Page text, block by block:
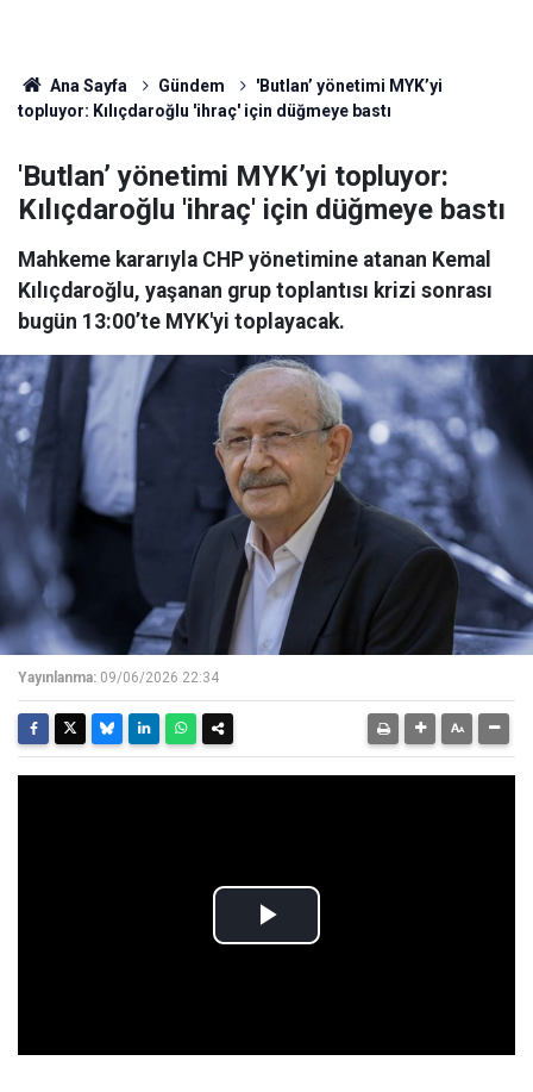
Ana Sayfa Gündem
'Butlan’ yönetimi MYK’yi
topluyor: Kılıçdaroğlu 'ihraç' için düğmeye bastı
'Butlan’ yönetimi MYK’yi topluyor:
Kılıçdaroğlu 'ihraç' için düğmeye bastı
Mahkeme kararıyla CHP yönetimine atanan Kemal
Kılıçdaroğlu, yaşanan grup toplantısı krizi sonrası
bugün 13:00’te MYK'yi toplayacak.
Yayınlanma: 09/06/2026 22:34